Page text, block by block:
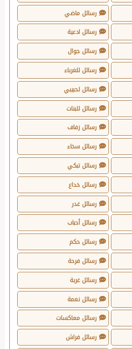
رسائل ماضي
رسائل ادعية
رسائل جوال
رسائل للغرباء
رسائل لحبيبي
رسائل للبنات
رسائل زفاف
رسائل سخاء
رسائل تبكي
رسائل خداع
رسائل غدر
رسائل أحباب
رسائل حكم
رسائل فرحة
رسائل غربة
رسائل نعمة
رسائل معاكسات
رسائل فراش